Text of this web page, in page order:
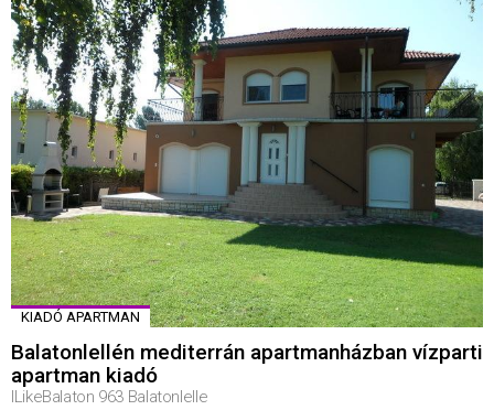
KIADÓ APARTMAN
Balatonlellén mediterrán apartmanházban vízparti
apartman kiadó
ILikeBalaton 963 Balatonlelle